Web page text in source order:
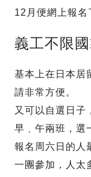
12月便網上報名
義工不限
基本上在日本居
請非常方便。
又可以自選日子
早﹑午兩班，選
報名周六日的人
一團參加，人太